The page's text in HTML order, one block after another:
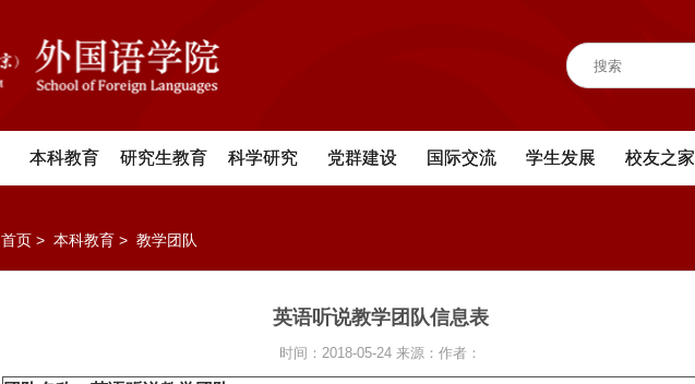
本科教育 研究生教育 科学研究 党群建设 国际交流 学生发展 校友之家
首页 > 本科教育 > 教学团队
英语听说教学团队信息表
时间：2018-05-24 来源： 作者：